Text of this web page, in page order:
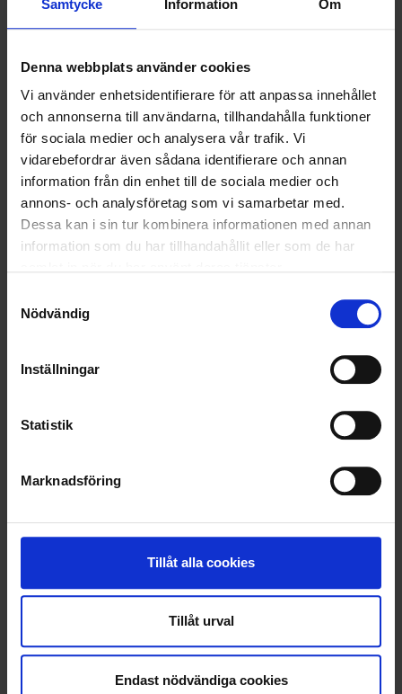
Samtycke Information Om
Denna webbplats använder cookies
Vi använder enhetsidentifierare för att anpassa innehållet
och annonserna till användarna, tillhandahålla funktioner
för sociala medier och analysera vår trafik. Vi
vidarebefordrar även sådana identifierare och annan
information från din enhet till de sociala medier och
annons- och analysföretag som vi samarbetar med.
Dessa kan i sin tur kombinera informationen med annan
information som du har tillhandahållit eller som de har
Nödvändig
Inställningar
Statistik
Marknadsföring
Tillåt alla cookies
Tillåt urval
Endast nödvändiga cookies
NYA UPPDRAG
OHLSSONS REGION MITT
OHLSSONS REGION SYD
OHLSSONS REGION VÄST
OHLSSONSKOLLEGOR
RENHÅLLNING
SOCIALT ANSVAR
KUNDTJÄNST
010-45 00 200​